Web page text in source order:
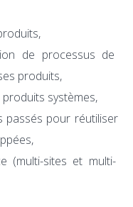
de processus de
produits,
systèmes,
passés pour réutiliser
(multi-sites et multi-